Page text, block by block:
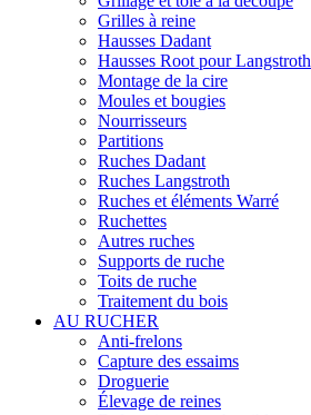
Grilles à reine
Hausses Dadant
Hausses Root pour Langstroth
Montage de la cire
Moules et bougies
Nourrisseurs
Partitions
Ruches Dadant
Ruches Langstroth
Ruches et éléments Warré
Ruchettes
Autres ruches
Supports de ruche
Toits de ruche
Traitement du bois
AU RUCHER
Anti-frelons
Capture des essaims
Droguerie
Élevage de reines